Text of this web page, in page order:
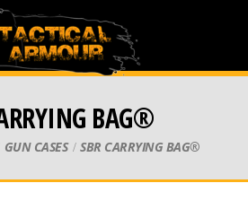
BAG®
GUN CASES SBR CARRYING BAG®